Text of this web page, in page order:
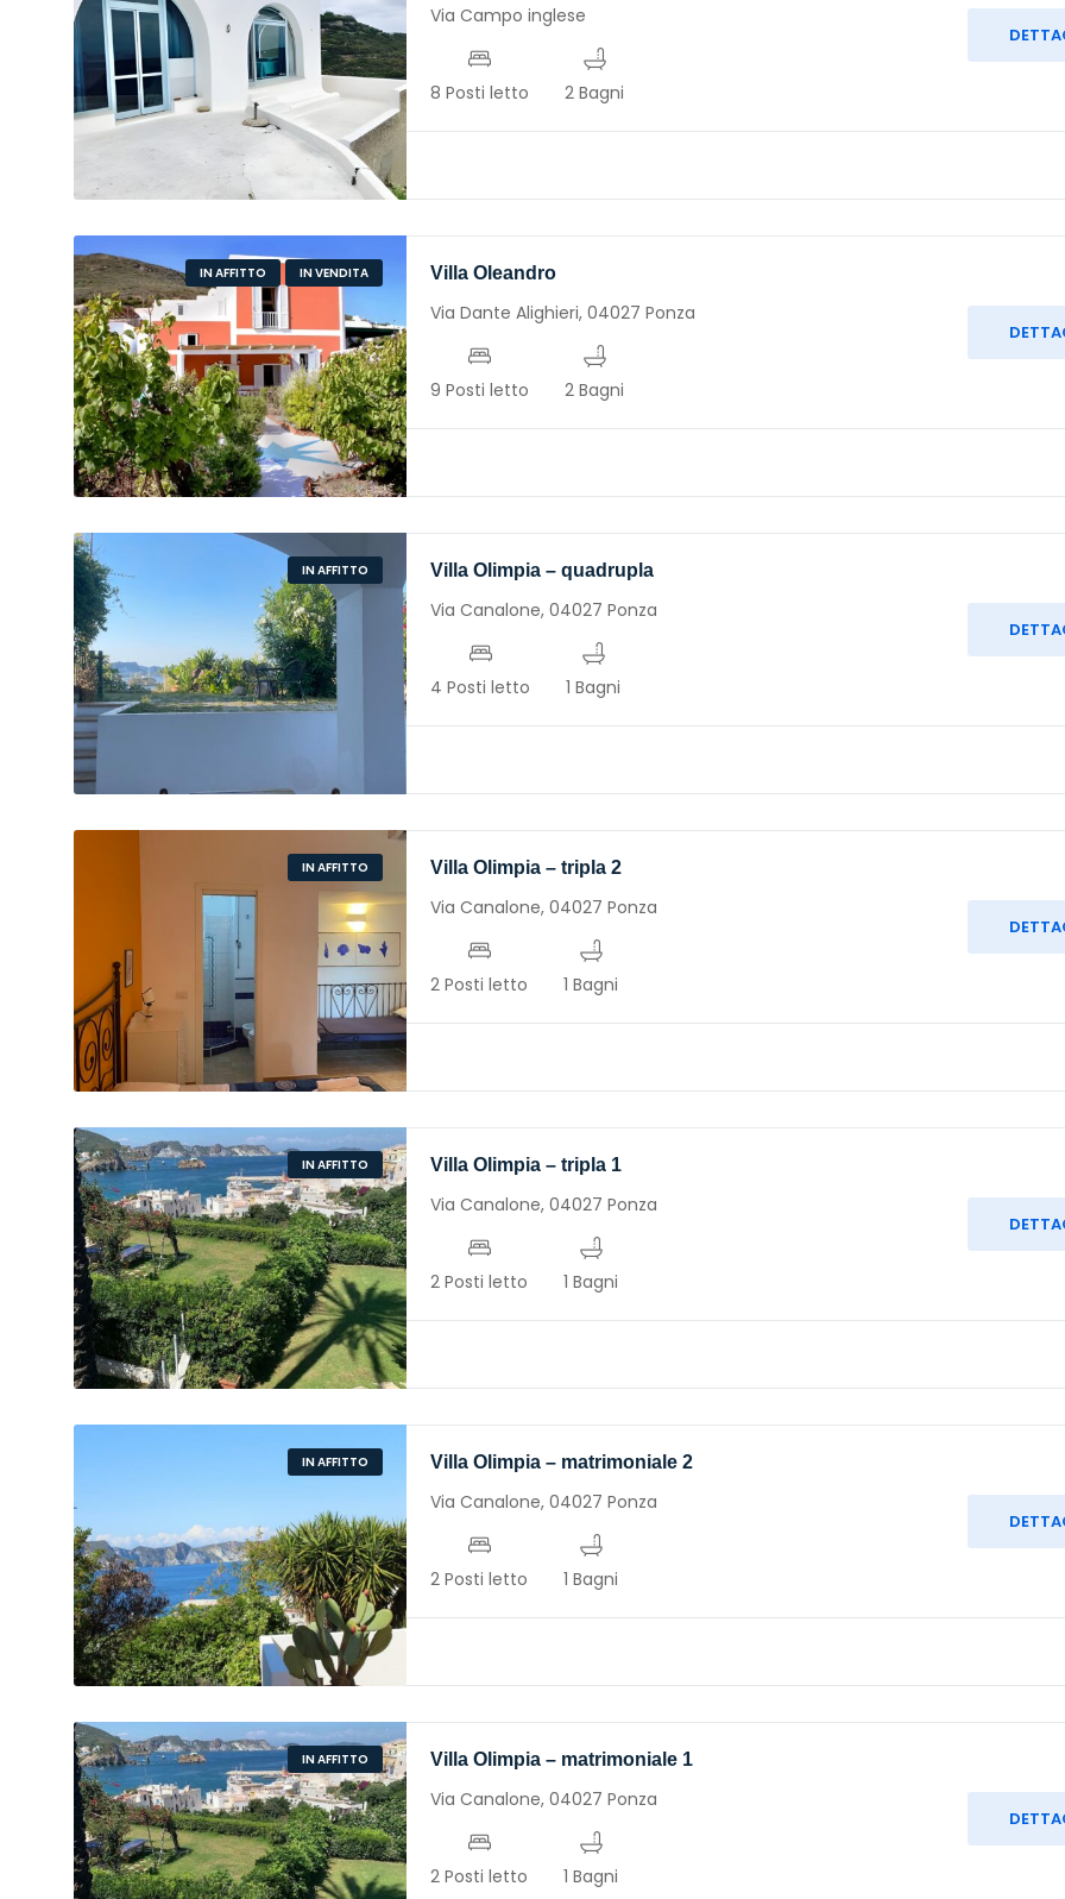
Via Campo inglese
8 Posti letto 2 Bagni
IN AFFITTO IN VENDITA Villa Oleandro
Via Dante Alighieri, 04027 Ponza
9 Posti letto 2 Bagni
IN AFFITTO Villa Olimpia – quadrupla
Via Canalone, 04027 Ponza
4 Posti letto 1 Bagni
IN AFFITTO Villa Olimpia – tripla 2
Via Canalone, 04027 Ponza
2 Posti letto 1 Bagni
IN AFFITTO Villa Olimpia – tripla 1
Via Canalone, 04027 Ponza
2 Posti letto 1 Bagni
IN AFFITTO Villa Olimpia – matrimoniale 2
Via Canalone, 04027 Ponza
2 Posti letto 1 Bagni
IN AFFITTO Villa Olimpia – matrimoniale 1
Via Canalone, 04027 Ponza
2 Posti letto 1 Bagni